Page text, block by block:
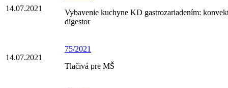
14.07.2021
Vybavenie kuchyne KD gastrozariadením:
digestor
14.07.2021
75/2021
Tlačivá pre MŠ